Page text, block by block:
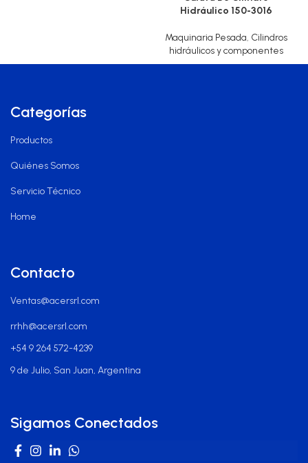
Hidráulico 150-3016
Maquinaria Pesada, Cilindros
hidráulicos y componentes
Categorías
Productos
Quiénes Somos
Servicio Técnico
Home
Contacto
Ventas@acersrl.com
rrhh@acersrl.com
+54 9 264 572-4239
9 de Julio, San Juan, Argentina
Sigamos Conectados